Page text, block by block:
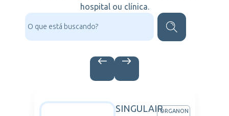
hospital ou clínica.
SINGULAIRORGANON